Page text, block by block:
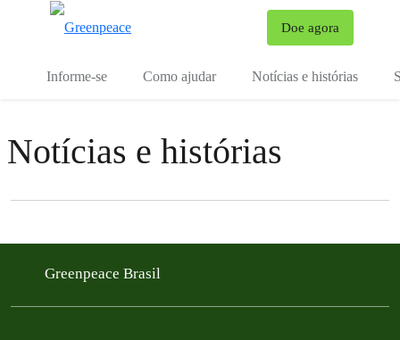
Doe agora
Informe-se Como ajudar Notícias e histórias
Notícias e histórias
Filter posts
Greenpeace Brasil